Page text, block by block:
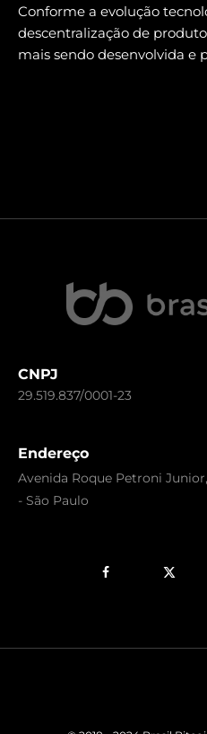
Conforme a evolução
descentralização de
mais sendo desenvolvida e
CNPJ
29.519.837/0001-23
Endereço
Avenida Roque Petroni
- São Paulo
FacebookX